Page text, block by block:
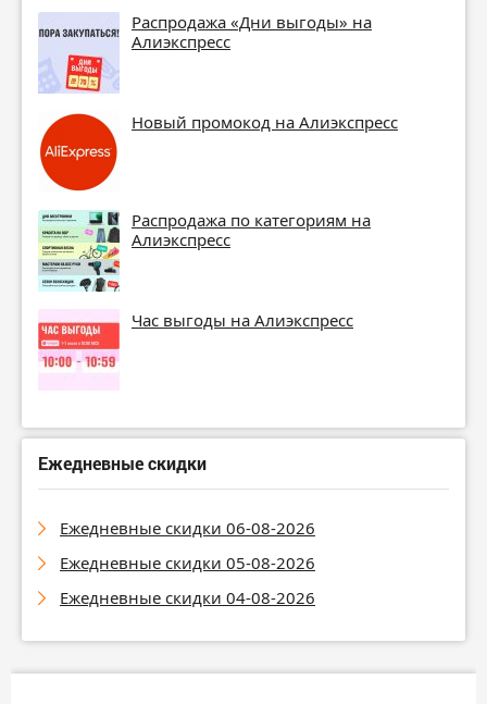
Распродажа «Дни выгоды» на
Алиэкспресс
Новый промокод на Алиэкспресс
Распродажа по категориям на
Алиэкспресс
Час выгоды на Алиэкспресс
Ежедневные скидки
Ежедневные скидки 06-08-2026
Ежедневные скидки 05-08-2026
Ежедневные скидки 04-08-2026